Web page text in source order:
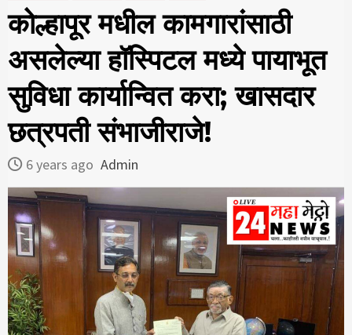
कोल्हापूर मधील कामगारांसाठी
असलेल्या हॉस्पिटल मध्ये पायाभूत
सुविधा कार्यान्वित करा; खासदार
छत्रपती संभाजीराजे!
6 years ago Admin